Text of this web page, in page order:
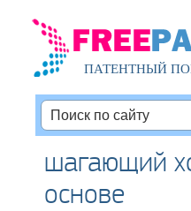
ПАТЕНТНЫЙ
шагающий
основе